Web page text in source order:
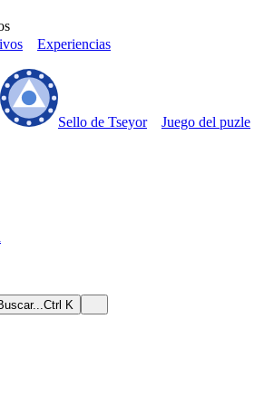
Experiencias
Sello de Tseyor
Juego del puzle
Ctrl K